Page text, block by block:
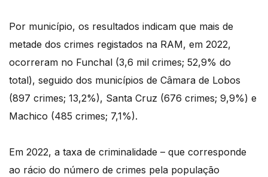
Por município, os resultados indicam que mais de
metade dos crimes registados na RAM, em 2022,
ocorreram no Funchal (3,6 mil crimes; 52,9% do
total), seguido dos municípios de Câmara de Lobos
(897 crimes; 13,2%), Santa Cruz (676 crimes; 9,9%) e
Machico (485 crimes; 7,1%).
Em 2022, a taxa de criminalidade – que corresponde
ao rácio do número de crimes pela população